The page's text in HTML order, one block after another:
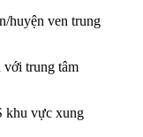
huyện ven trung
với trung tâm
khu vực xung